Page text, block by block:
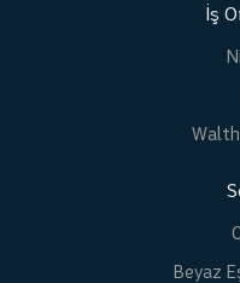
İş
Beyaz